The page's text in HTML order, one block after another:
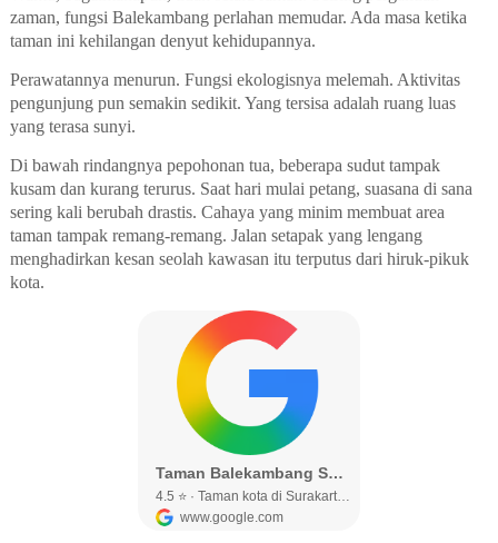
zaman, fungsi Balekambang perlahan memudar. Ada masa ketika
taman ini kehilangan denyut kehidupannya.
Perawatannya menurun. Fungsi ekologisnya melemah. Aktivitas
pengunjung pun semakin sedikit. Yang tersisa adalah ruang luas
yang terasa sunyi.
Di bawah rindangnya pepohonan tua, beberapa sudut tampak
kusam dan kurang terurus. Saat hari mulai petang, suasana di sana
sering kali berubah drastis. Cahaya yang minim membuat area
taman tampak remang-remang. Jalan setapak yang lengang
menghadirkan kesan seolah kawasan itu terputus dari hiruk-pikuk
kota.